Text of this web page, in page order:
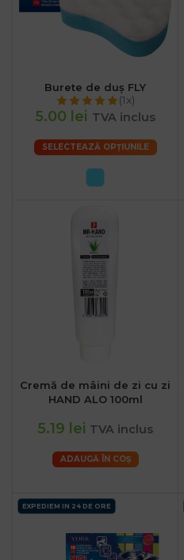
Burete de duș FLY
(1x)
5.00 lei TVA inclus
SELECTEAZĂ OPȚIUNILE
Cremă de mâini de zi cu zi
HAND ALO 100ml
5.19 lei TVA inclus
ADAUGĂ ÎN COȘ
EXPEDIEM IN 24 DE ORE